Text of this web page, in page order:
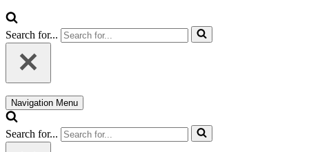
Search for...
Navigation Menu
Search for...